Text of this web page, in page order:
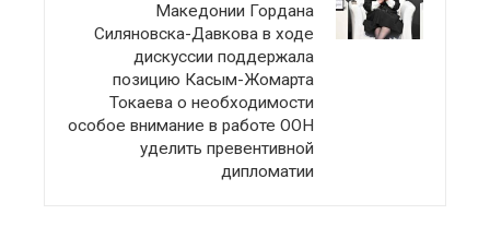
Македонии Гордана
Силяновска-Давкова в ходе
дискуссии поддержала
позицию Касым-Жомарта
Токаева о необходимости
особое внимание в работе ООН
уделить превентивной
дипломатии